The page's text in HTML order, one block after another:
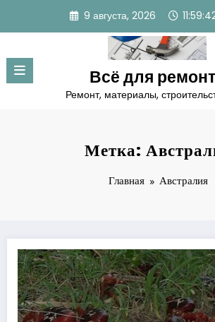
содержимому
9 августа, 2026
Всё для
Ремонт, материалы,
Метка:
Главная Австралия